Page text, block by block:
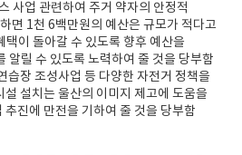
사업 관련하여 주거 약자의 안정적
면 1천 6백만원의 예산은 규모가 적다고
이 돌아갈 수 있도록 향후 예산을
알릴 수 있도록 노력하여 줄 것을 당부함
습장 조성사업 등 다양한 자전거 정책을
설치는 울산의 이미지 제고에 도움을
진에 만전을 기하여 줄 것을 당부함